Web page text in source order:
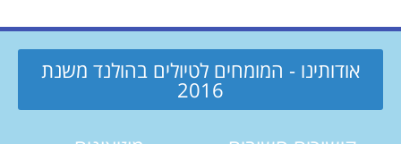
אודותינו - המומחים לטיולים בהולנד משנת
2016